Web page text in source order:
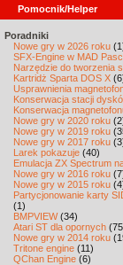
Pomocnik/Helper
Poradniki
Nowe gry w 2026 roku
SFX-Engine w MAD
Narzędzie do tworzenia
Kartridż Sparta DOS X
Usprawnienia
Konserwacja stacji
Konserwacja
Nowe gry w 2020 roku
Nowe gry w 2019 roku
Nowe gry w 2017 roku
Larek pokazuje (40)
Emulacja ZX Spectrum
Nowe gry w 2016 roku
Nowe gry w 2015 roku
Partycjonowanie karty
(1)
BMPVIEW(34)
Atari ST dla opornych
Nowe gry w 2014 roku
Tritone engine (11)
QChan Engine (6)